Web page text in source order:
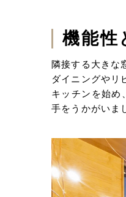
機能性
隣接する大きな
ダイニングやリ
キッチンを始め
手をうかがいま